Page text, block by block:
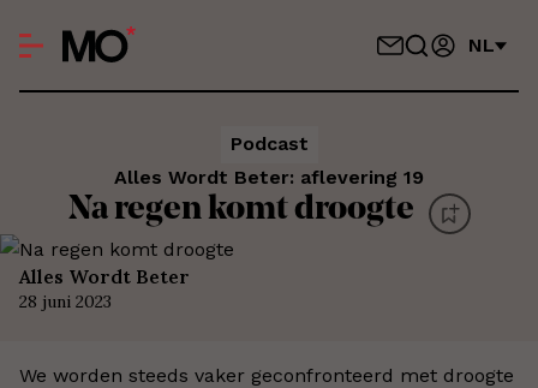
NL
Podcast
Alles Wordt Beter: aflevering 19
Na regen komt droogte
Alles Wordt Beter
28 juni 2023
We worden steeds vaker geconfronteerd met droogte